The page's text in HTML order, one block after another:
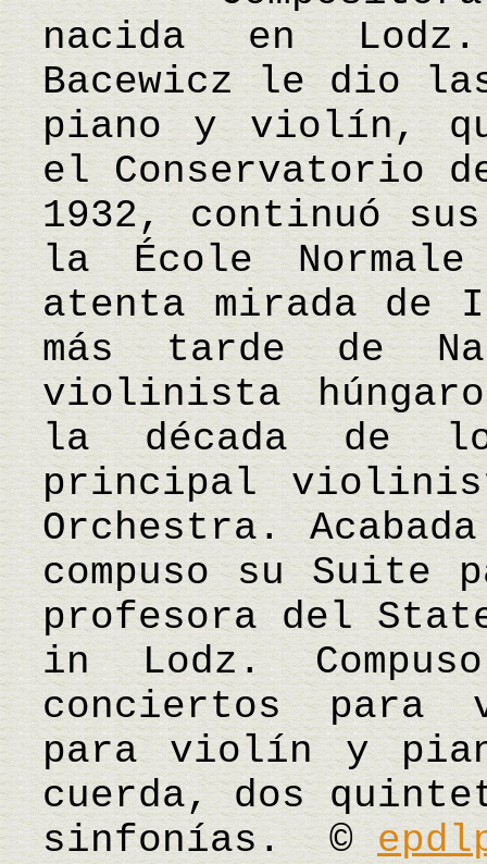
nacida en
Bacewicz le dio
piano y violín,
el Conservatorio
1932, continuó
la École
atenta mirada de
más tarde de
violinista
la década de
principal
Orchestra.
compuso su Suite
profesora del
in Lodz.
conciertos para
para violín y
cuerda, dos
sinfonías. ©